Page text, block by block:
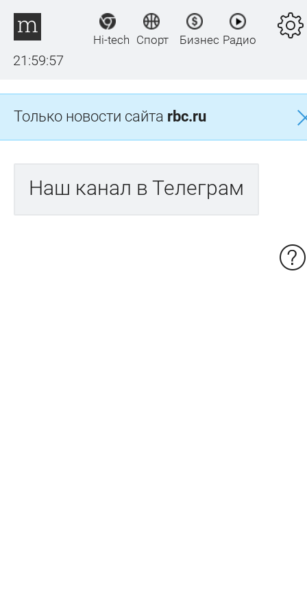
21:59:57
Hi-tech Спорт Бизнес Радио
Только новости сайта rbc.ru
Наш канал в Телеграм